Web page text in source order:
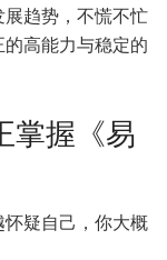
趋势，不慌不忙
高能力与稳定的
掌握《易
疑自己，你大概